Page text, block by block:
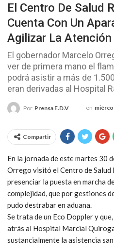
El Centro De Salud
Cuenta Con Un
Agilizar La
El gobernador Marcelo
ver de primera mano el
podrá asistir a más de
eran derivadas al Hospital
Por Prensa E.D.V en
Compartir
En la jornada de este martes 30
Orrego visitó el Centro de Salud
presenciar la puesta en marcha
complejidad, que por gestiones
pudo destrabar en aduana.
Se trata de un Eco Doppler y
atrás al Hospital Marcial
sustancialmente la asistencia